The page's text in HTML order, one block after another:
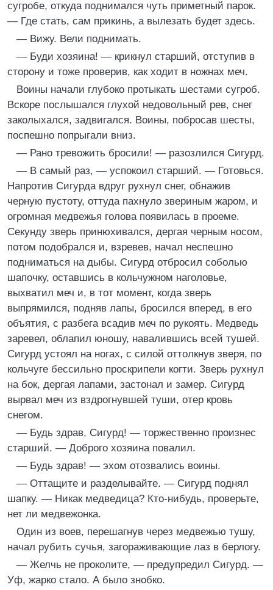
сугробе, откуда поднимался чуть приметный парок.
— Где стать, сам прикинь, а вылезать будет здесь.
— Вижу. Вели поднимать.
— Буди хозяина! — крикнул старший, отступив в
сторону и тоже проверив, как ходит в ножнах меч.
Воины начали глубоко протыкать шестами сугроб.
Вскоре послышался глухой недовольный рев, снег
заколыхался, задвигался. Воины, побросав шесты,
поспешно попрыгали вниз.
— Рано тревожить бросили! — разозлился Сигурд.
— В самый раз, — успокоил старший. — Готовься.
Напротив Сигурда вдруг рухнул снег, обнажив
черную пустоту, оттуда пахнуло звериным жаром, и
огромная медвежья голова появилась в проеме.
Секунду зверь принюхивался, дергая черным носом,
потом подобрался и, взревев, начал неспешно
подниматься на дыбы. Сигурд отбросил соболью
шапочку, оставшись в кольчужном наголовье,
выхватил меч и, в тот момент, когда зверь
выпрямился, подняв лапы, бросился вперед, в его
объятия, с разбега всадив меч по рукоять. Медведь
заревел, облапил юношу, навалившись всей тушей.
Сигурд устоял на ногах, с силой оттолкнув зверя, по
кольчуге бессильно проскрипели когти. Зверь рухнул
на бок, дергая лапами, застонал и замер. Сигурд
вырвал меч из вздрогнувшей туши, отер кровь
снегом.
— Будь здрав, Сигурд! — торжественно произнес
старший. — Доброго хозяина повалил.
— Будь здрав! — эхом отозвались воины.
— Оттащите и разделывайте. — Сигурд поднял
шапку. — Никак медведица? Кто-нибудь, проверьте,
нет ли медвежонка.
Один из воев, перешагнув через медвежью тушу,
начал рубить сучья, загораживающие лаз в берлогу.
— Желчь не проколите, — предупредил Сигурд. —
Уф, жарко стало. А было знобко.